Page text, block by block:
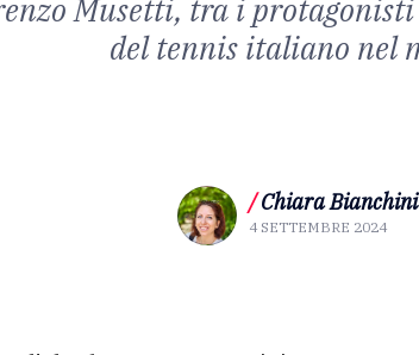
Musetti, tra i
del tennis italiano nel
/ Chiara Bianchini
4 SETTEMBRE 2024